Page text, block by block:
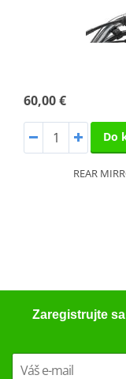
60,00 €
Do
REAR
Zaregistrujte